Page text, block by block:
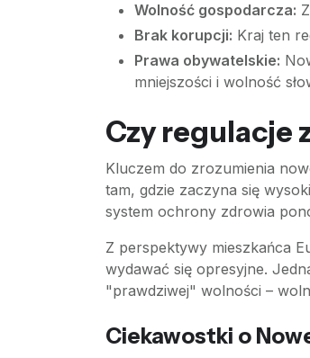
Wolność gospodarcza:
Brak korupcji: Kraj ten
Prawa obywatelskie:
mniejszości i wolność
Czy regulacje
Kluczem do zrozumienia
tam, gdzie zaczyna się
system ochrony zdrowia
Z perspektywy mieszkańca
wydawać się opresyjne.
"prawdziwej" wolności –
Ciekawostki o